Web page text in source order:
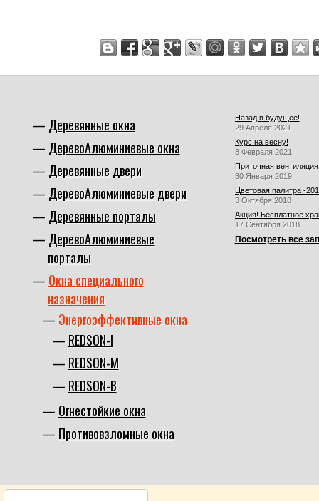
Деревянные окна
ДеревоАлюминиевые окна
Деревянные двери
ДеревоАлюминиевые двери
Деревянные порталы
ДеревоАлюминиевые
порталы
Окна специального
назначения
Энергоэффективные окна
REDSON-I
REDSON-M
REDSON-B
Огнестойкие окна
Противовзломные окна
Назад в будущее!
29 Апреля 2021
Курс на весну!
8 Февраля 2021
Приточная
30 Января 2019
Цветовая палитра -
3 Октября 2018
Акция! Бесплатное
17 Сентября 2018
Посмотреть все